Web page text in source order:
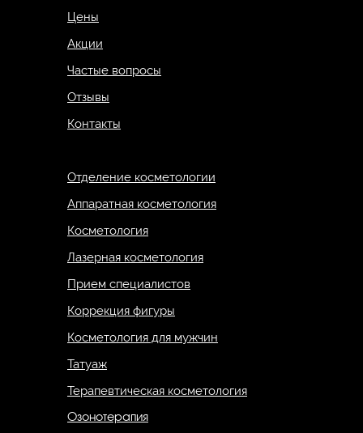
Отделение косметологии
Отзывы
Цены
Акции
Частые вопросы
Контакты
Аппаратная косметология
Косметология
Лазерная косметология
Прием специалистов
Коррекция фигуры
Косметология для мужчин
Татуаж
Терапевтическая косметология
Озонотерапия